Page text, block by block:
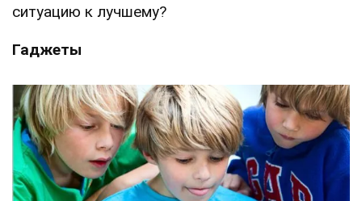
ситуацию к лучшему?
Гаджеты